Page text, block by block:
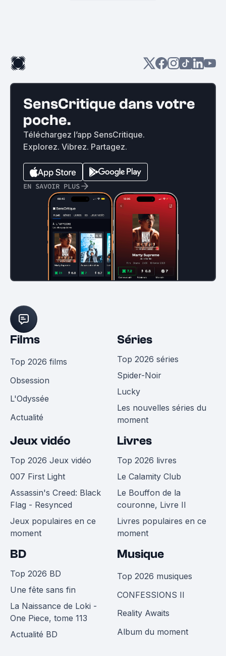
SensCritique dans votre
poche.
Téléchargez l’app SensCritique.
Explorez. Vibrez. Partagez.
EN SAVOIR PLUS
Films
Top 2026 films
Obsession
L'Odyssée
Actualité
Séries
Top 2026 séries
Spider-Noir
Lucky
Les nouvelles séries du
moment
Jeux vidéo
Top 2026 Jeux vidéo
007 First Light
Assassin's Creed: Black
Flag - Resynced
Jeux populaires en ce
moment
Livres
Top 2026 livres
Le Calamity Club
Le Bouffon de la
couronne, Livre II
Livres populaires en ce
moment
BD
Top 2026 BD
Une fête sans fin
La Naissance de Loki -
One Piece, tome 113
Actualité BD
Musique
Top 2026 musiques
CONFESSIONS II
Reality Awaits
Album du moment